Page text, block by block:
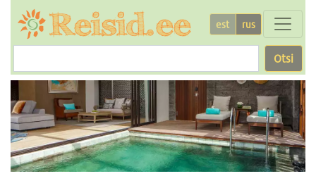
est rus
Otsi